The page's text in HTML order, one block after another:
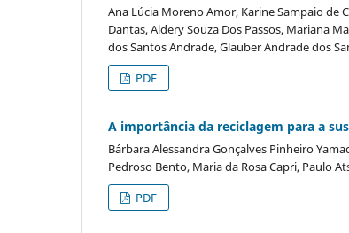
Ana Lúcia Moreno Amor, Karine Sampaio de
Dantas, Aldery Souza Dos Passos, Mariana
dos Santos Andrade, Glauber Andrade dos
PDF
A importância da reciclagem para a
Bárbara Alessandra Gonçalves Pinheiro
Pedroso Bento, Maria da Rosa Capri, Paulo
PDF